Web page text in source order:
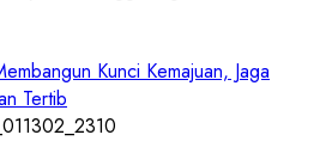
Kunci Kemajuan, Jaga
Tertib